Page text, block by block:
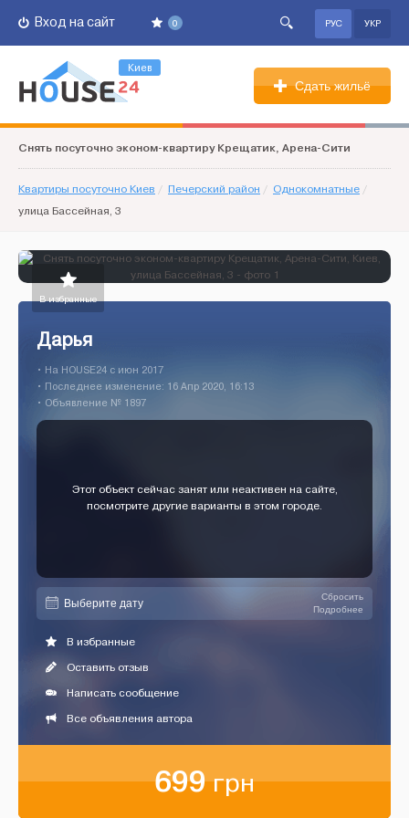
0
Вход на сайт РУС УКР
Киев
Сдать жильё
Снять посуточно эконом-квартиру Крещатик, Арена-Сити
Квартиры посуточно Киев / Печерский район / Однокомнатные /
улица Бассейная, 3
В избранные
Дарья
• На HOUSE24 c июн 2017
• Последнее изменение: 16 Апр 2020, 16:13
• Объявление № 1897
Этот объект сейчас занят или неактивен на сайте,
посмотрите другие варианты в этом городе.
Сбросить
Подробнее
В избранные
Оставить отзыв
Написать сообщение
Все объявления автора
699грн